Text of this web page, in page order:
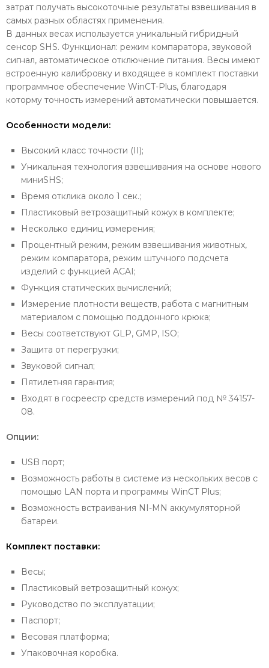
затрат получать высокоточные результаты взвешивания в
самых разных областях применения.
В данных весах используется уникальный гибридный
сенсор SHS. Функционал: режим компаратора, звуковой
сигнал, автоматическое отключение питания. Весы имеют
встроенную калибровку и входящее в комплект поставки
программное обеспечение WinCT-Plus, благодаря
которму точность измерений автоматически повышается.
Особенности модели:
Высокий класс точности (II);
Уникальная технология взвешивания на основе нового
миниSHS;
Время отклика около 1 сек.;
Пластиковый ветрозащитный кожух в комплекте;
Несколько единиц измерения;
Процентный режим, режим взвешивания животных,
режим компаратора, режим штучного подсчета
изделий с функцией ACAI;
Функция статических вычислений;
Измерение плотности веществ, работа с магнитным
материалом с помощью поддонного крюка;
Весы соответствуют GLP, GMP, ISO;
Защита от перегрузки;
Звуковой сигнал;
Пятилетняя гарантия;
Входят в госреестр средств измерений под № 34157-
08.
Опции:
USB порт;
Возможность работы в системе из нескольких весов с
помощью LAN порта и программы WinCT Plus;
Возможность встраивания NI-MN аккумуляторной
батареи.
Комплект поставки:
Весы;
Пластиковый ветрозащитный кожух;
Руководство по эксплуатации;
Паспорт;
Весовая платформа;
Упаковочная коробка.